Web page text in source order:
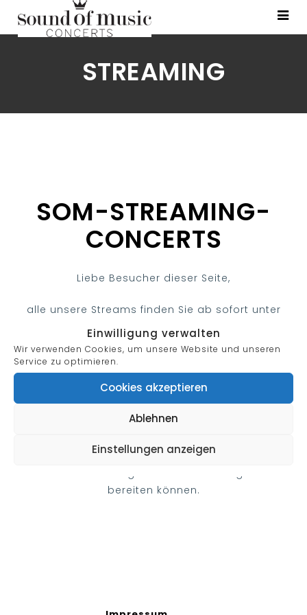
Einwilligung verwalten
Wir verwenden Cookies, um unsere Website und unseren
Service zu optimieren.
Cookies akzeptieren
Ablehnen
Einstellungen anzeigen
STREAMING
SOM-STREAMING-
CONCERTS
Liebe Besucher dieser Seite,
alle unsere Streams finden Sie ab sofort unter
dem folgenden Link:
HIER GEHT ES ZU DEN SOM-STREAMING-
CONCERTS
Nähere Informationen entnehmen Sie bitte der
Webseite von KlangPoesi.
Wir hoffen, dass wir Ihnen mit dieser neuartigen
Art der Unterhaltung weiterhin ein wenig Freude
bereiten können.